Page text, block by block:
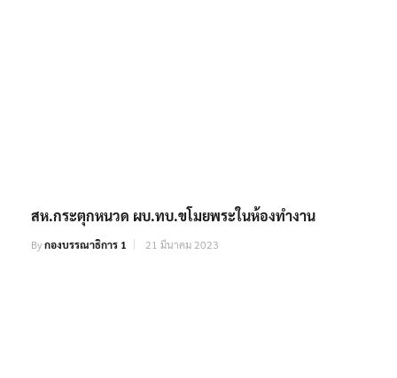
สห.กระตุกหนวด ผบ.ทบ.ขโมยพระในห้องทำงาน
Byกองบรรณาธิการ 1 21 มีนาคม 2023